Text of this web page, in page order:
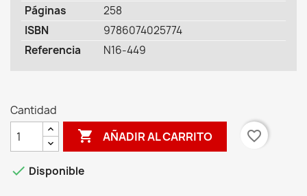
Páginas
258
ISBN
9786074025774
Referencia
N16-449
Cantidad
 AÑADIR AL CARRITO favorite_border
 Disponible